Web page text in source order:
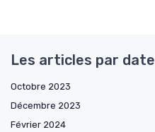
Les articles par date
Octobre 2023
Décembre 2023
Février 2024